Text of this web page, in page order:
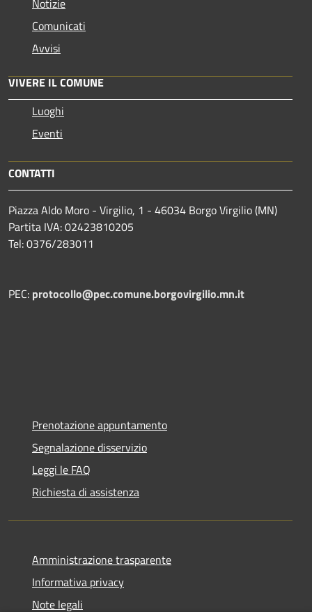
Notizie
Comunicati
Avvisi
VIVERE IL COMUNE
Luoghi
Eventi
CONTATTI
Piazza Aldo Moro - Virgilio, 1 - 46034 Borgo Virgilio (MN)
Partita IVA: 02423810205
Tel: 0376/283011
PEC: protocollo@pec.comune.borgovirgilio.mn.it
Prenotazione appuntamento
Segnalazione disservizio
Leggi le FAQ
Richiesta di assistenza
Amministrazione trasparente
Informativa privacy
Note legali